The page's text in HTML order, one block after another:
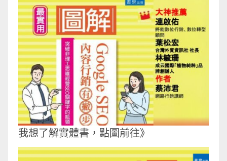
我想了解實體書，點圖前往》